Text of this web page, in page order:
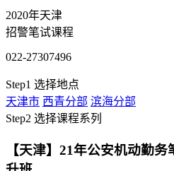
2020年天津
招警笔试课程
022-27307496
Step1 选择地点
天津市 西青分部 滨海分部
Step2 选择课程系列
【天津】21年公安机动勤